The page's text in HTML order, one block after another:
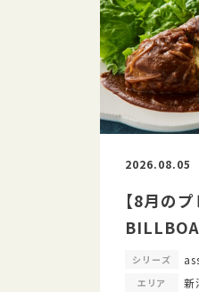
2026.08.05
【8月の
シリーズ
エリア 新